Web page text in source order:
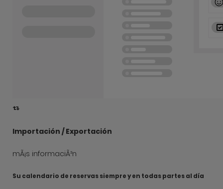
Importación / Exportación
mÃ¡s informaciÃ³n
Su calendario de reservas siempre y en todas partes al día